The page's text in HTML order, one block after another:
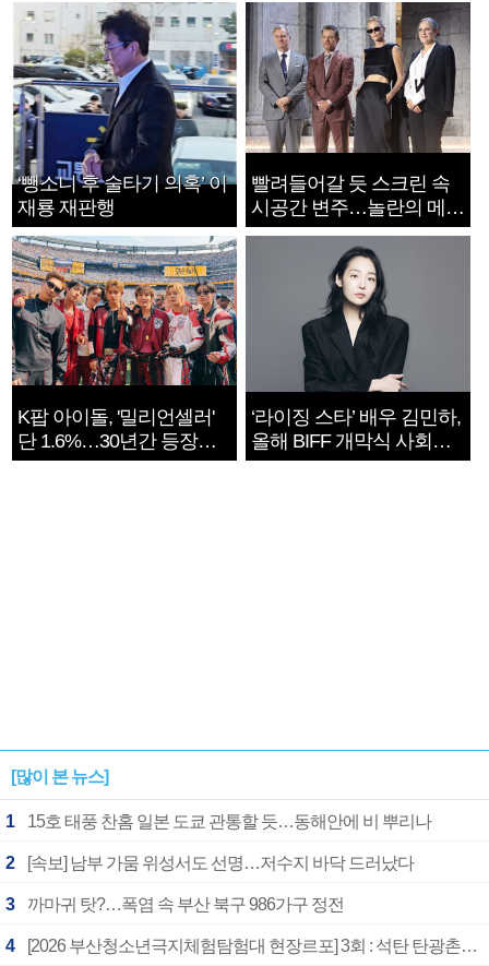
‘뺑소니 후 술타기 의혹’ 이
재룡 재판행
빨려들어갈 듯 스크린 속
시공간 변주…놀란의 메시
지는 ‘전쟁 속죄’
K팝 아이돌, '밀리언셀러'
단 1.6%…30년간 등장
1182개팀 전수조사
‘라이징 스타’ 배우 김민하,
올해 BIFF 개막식 사회자
확정
[많이 본 뉴스]
1 15호 태풍 찬홈 일본 도쿄 관통할 듯…동해안에 비 뿌리나
2 [속보] 남부 가뭄 위성서도 선명…저수지 바닥 드러났다
3 까마귀 탓?…폭염 속 부산 북구 986가구 정전
4 [2026 부산청소년극지체험탐험대 현장르포] 3회 : 석탄 탄광촌에서 북극 연구의 중심지로